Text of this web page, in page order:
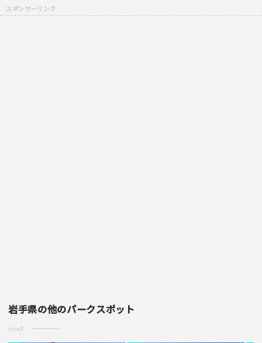
岩手県の他のパークスポット
scroll